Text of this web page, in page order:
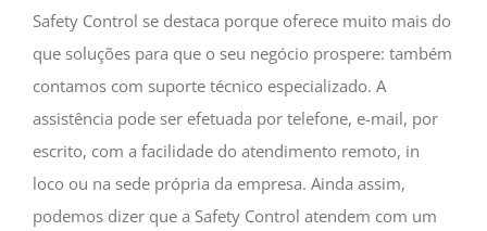
Safety Control se destaca porque oferece muito mais do
que soluções para que o seu negócio prospere: também
contamos com suporte técnico especializado. A
assistência pode ser efetuada por telefone, e-mail, por
escrito, com a facilidade do atendimento remoto, in
loco ou na sede própria da empresa. Ainda assim,
podemos dizer que a Safety Control atendem com um